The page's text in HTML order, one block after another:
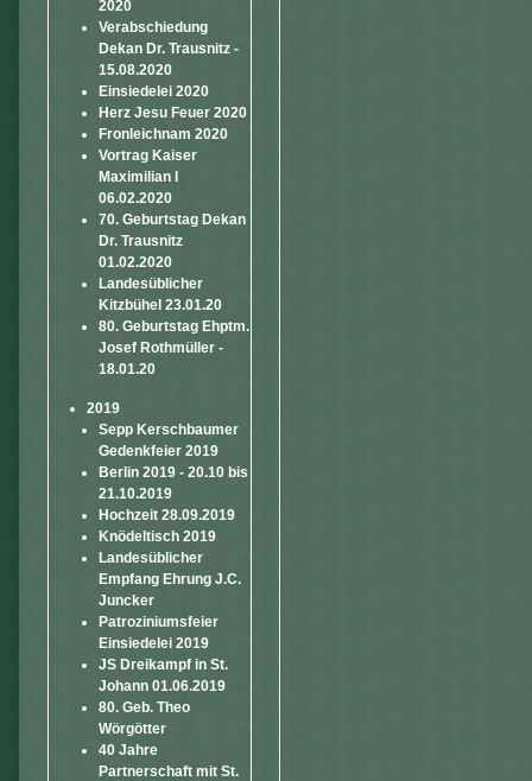
2020
Verabschiedung
Dekan Dr. Trausnitz -
15.08.2020
Einsiedelei 2020
Herz Jesu Feuer 2020
Fronleichnam 2020
Vortrag Kaiser
Maximilian I
06.02.2020
70. Geburtstag Dekan
Dr. Trausnitz
01.02.2020
Landesüblicher
Kitzbühel 23.01.20
80. Geburtstag Ehptm.
Josef Rothmüller -
18.01.20
2019
Sepp Kerschbaumer
Gedenkfeier 2019
Berlin 2019 - 20.10 bis
21.10.2019
Hochzeit 28.09.2019
Knödeltisch 2019
Landesüblicher
Empfang Ehrung J.C.
Juncker
Patroziniumsfeier
Einsiedelei 2019
JS Dreikampf in St.
Johann 01.06.2019
80. Geb. Theo
Wörgötter
40 Jahre
Partnerschaft mit St.